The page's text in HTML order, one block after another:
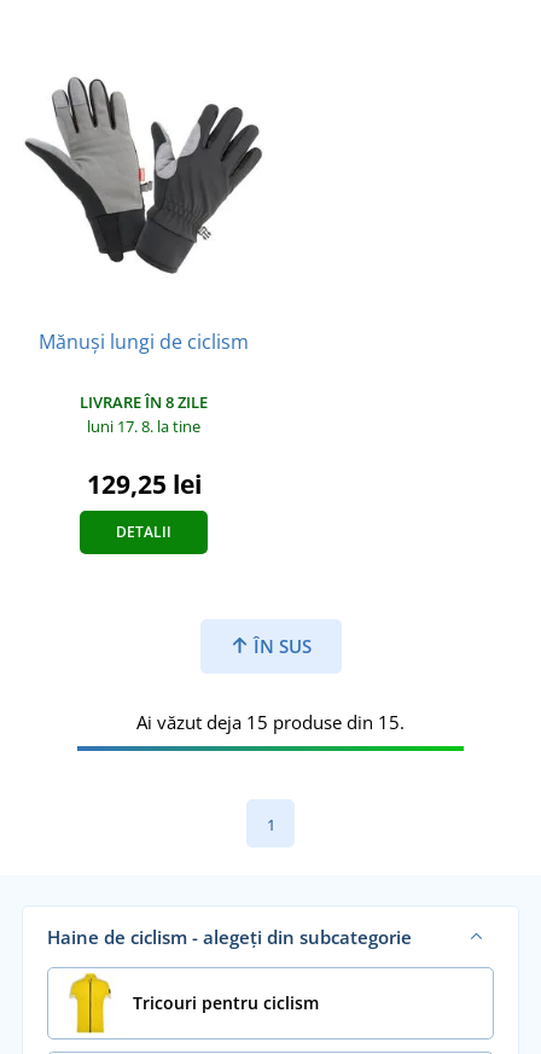
Mănuși lungi de ciclism
LIVRARE ÎN 8 ZILE
luni 17. 8. la tine
129,25 lei
DETALII
ÎN SUS
Ai văzut deja 15 produse din 15.
1
Haine de ciclism - alegeți din subcategorie
Tricouri pentru ciclism